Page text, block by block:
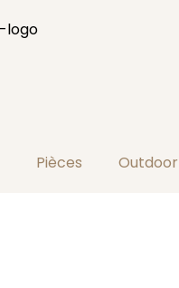
Pièces Outdoor